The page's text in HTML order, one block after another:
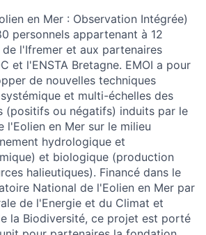
en Mer : Observation Intégrée)
personnels appartenant à 12
l'Ifremer et aux partenaires
et l'ENSTA Bretagne. EMOI a pour
de nouvelles techniques
et multi-échelles des
(positifs ou négatifs) induits par le
l'Eolien en Mer sur le milieu
hydrologique et
et biologique (production
halieutiques). Financé dans le
National de l'Eolien en Mer par
de l'Energie et du Climat et
la Biodiversité, ce projet est porté